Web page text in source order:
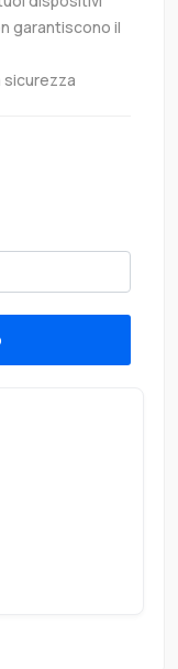
garantiscono il
sicurezza